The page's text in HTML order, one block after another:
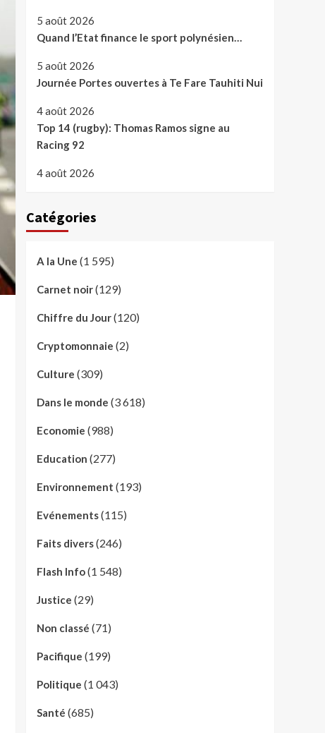
5 août 2026
Quand l’Etat finance le sport polynésien…
5 août 2026
Journée Portes ouvertes à Te Fare Tauhiti Nui
4 août 2026
Top 14 (rugby): Thomas Ramos signe au
Racing 92
4 août 2026
Catégories
A la Une (1 595)
Carnet noir(129)
Chiffre du Jour(120)
Cryptomonnaie (2)
Culture (309)
Dans le monde (3 618)
Economie (988)
Education (277)
Environnement (193)
Evénements(115)
Faits divers(246)
Flash Info(1 548)
Justice (29)
Non classé (71)
Pacifique (199)
Politique (1 043)
Santé (685)